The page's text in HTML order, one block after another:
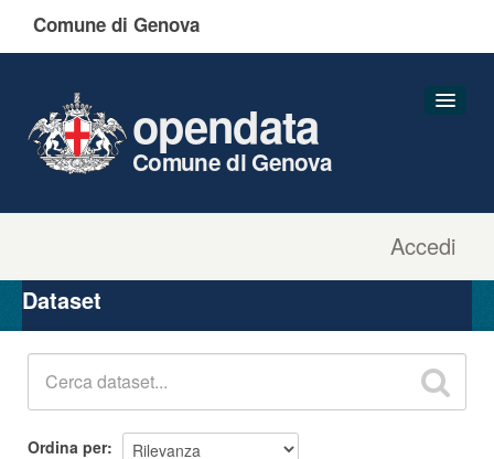
Comune di Genova
Accedi
opendata
Comune di Genova
Organizzazioni
Gruppi
Dataset
Ordina per